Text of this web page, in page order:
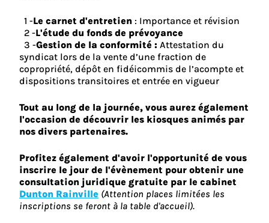
Le carnet d'entretien : Importance et révision
L'étude du fonds de prévoyance
Gestion de la conformité : Attestation du
syndicat lors de la vente d’une fraction de
copropriété, dépôt en fidéicommis de l’acompte et
dispositions transitoires et entrée en vigueur
Tout au long de la journée, vous aurez également
l'occasion de découvrir les kiosques animés par
nos divers partenaires.
Profitez également d'avoir l'opportunité de vous
inscrire le jour de l'évènement pour obtenir une
consultation juridique gratuite par le cabinet
Dunton Rainville (Attention places limitées les
inscriptions se feront à la table d'accueil).